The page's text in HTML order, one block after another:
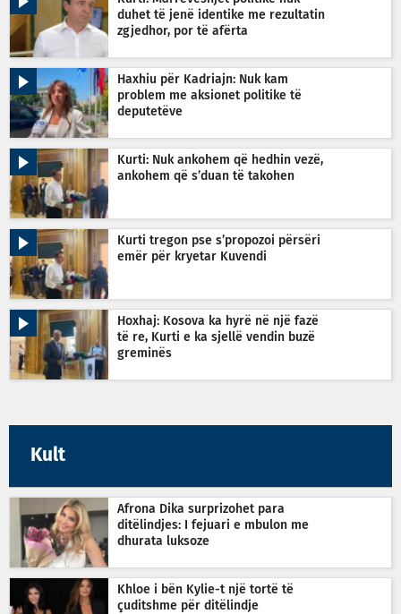
duhet të jenë identike me rezultatin
zgjedhor, por të afërta
Haxhiu për Kadriajn: Nuk kam
problem me aksionet politike të
deputetëve
Kurti: Nuk ankohem që hedhin vezë,
ankohem që s’duan të takohen
Kurti tregon pse s’propozoi përsëri
emër për kryetar Kuvendi
Hoxhaj: Kosova ka hyrë në një fazë
të re, Kurti e ka sjellë vendin buzë
greminës
Kult
Afrona Dika surprizohet para
ditëlindjes: I fejuari e mbulon me
dhurata luksoze
Khloe i bën Kylie-t një tortë të
çuditshme për ditëlindje